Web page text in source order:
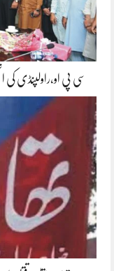
سی پی او،راولپنڈی